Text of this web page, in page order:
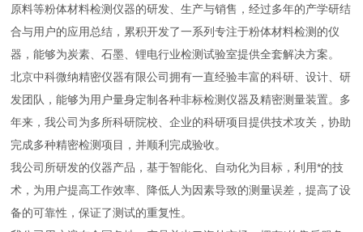
原料等粉体材料检测仪器的研发、生产与销售，经过多年的产学研结
合与用户的应用总结，累积开发了一系列专注于粉体材料检测的仪
器，能够为炭素、石墨、锂电行业检测试验室提供全套解决方案。
北京中科微纳精密仪器有限公司拥有一直经验丰富的科研、设计、研
发团队，能够为用户量身定制各种非标检测仪器及精密测量装置。多
年来，我公司为多所科研院校、企业的科研项目提供技术攻关，协助
完成多种精密检测项目，并顺利完成验收。
我公司所研发的仪器产品，基于智能化、自动化为目标，利用*的技
术，为用户提高工作效率、降低人为因素导致的测量误差，提高了设
备的可靠性，保证了测试的重复性。